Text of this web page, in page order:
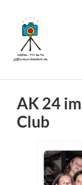
AK 24
Club